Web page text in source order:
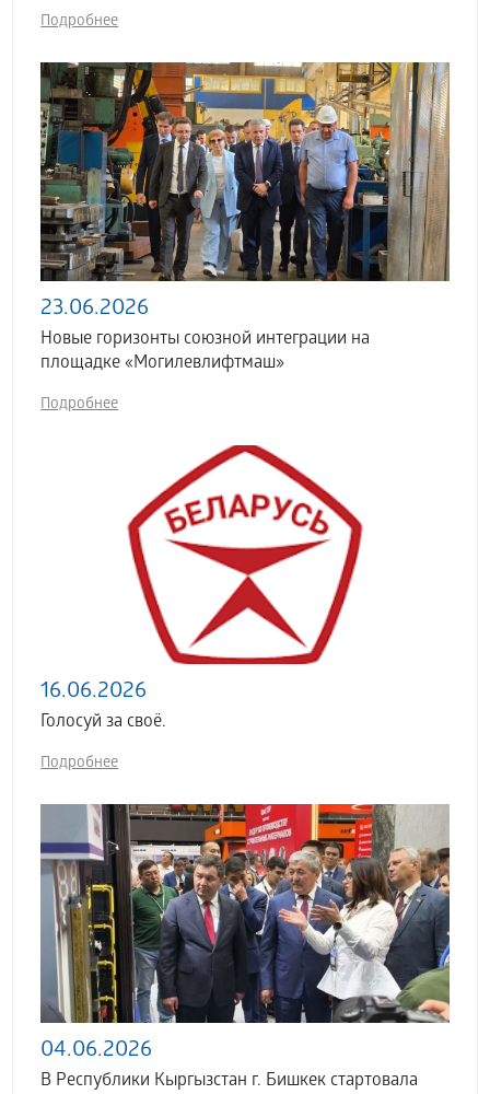
Подробнее
23.06.2026
Новые горизонты союзной интеграции на
площадке «Могилевлифтмаш»
Подробнее
16.06.2026
Голосуй за своё.
Подробнее
04.06.2026
В Республики Кыргызстан г. Бишкек стартовала